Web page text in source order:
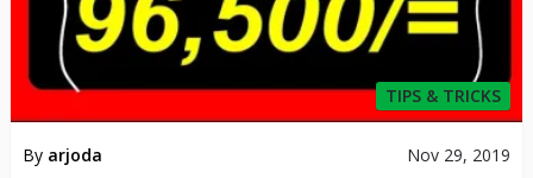
TIPS & TRICKS
By arjoda Nov 29, 2019